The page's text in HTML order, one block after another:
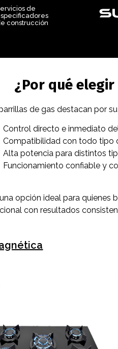
de
construcción
¿Por qué
de gas destacan por
Control directo e inmediato
Compatibilidad con todo tipo
Alta potencia para distintos
Funcionamiento confiable y
opción ideal para quienes
con resultados